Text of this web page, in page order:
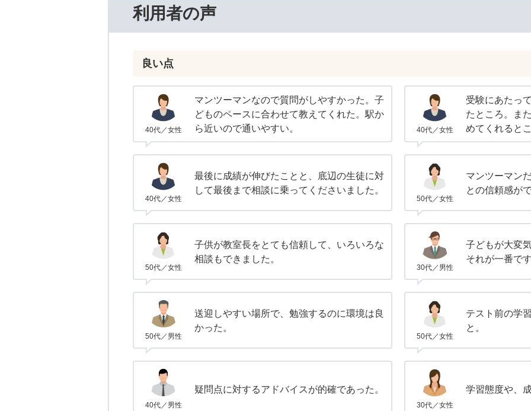
利用者の声
良い点
40代／女性
マンツーマンなので質問がしやすかった。子
どものペースに合わせて教えてくれた。駅か
ら近いので通いやすい。
40代／女性
受験にあたっ
たところ。ま
めてくれるとこ
40代／女性
最後に成績が伸びたことと、底辺の生徒に対
して最後まで相談に乗ってくださいました。
50代／女性
マンツーマン
との信頼感が
50代／女性
子供が教室長をとても信頼して、いろいろな
相談もできました。
30代／男性
子どもが大変
それが一番です
50代／男性
送迎しやすい場所で、勉強するのに環境は良
かった。
50代／女性
テスト前の学
と。
40代／男性
疑問点に対するアドバイスが的確であった。
30代／女性
学習態度や、